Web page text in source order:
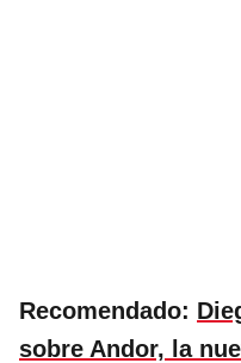
Recomendado:
sobre Andor, la